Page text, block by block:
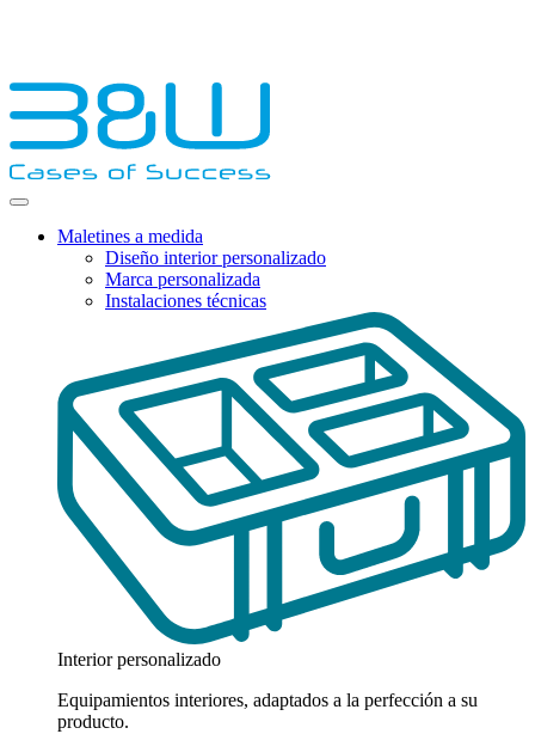
Maletines a medida
Diseño interior personalizado
Marca personalizada
Instalaciones técnicas
Interior personalizado
Equipamientos interiores, adaptados a la perfección a su
producto.